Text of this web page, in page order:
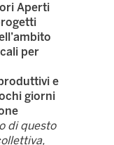
Aperti
per
e
giorni
di questo